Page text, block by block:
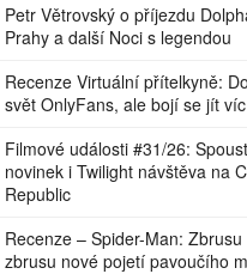
Petr Větrovský o příjezdu
Prahy a další Noci s legendou
Recenze Virtuální přítelkyně:
svět OnlyFans, ale bojí se jít
Filmové události #31/26:
novinek i Twilight návštěva na
Republic
Recenze – Spider-Man:
zbrusu nové pojetí pavoučího